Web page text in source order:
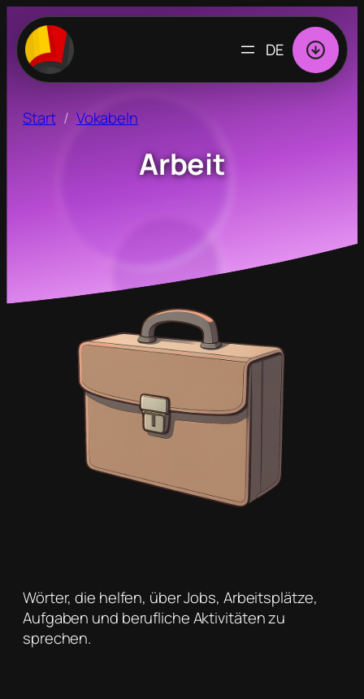
SPRACHE
AUSWÄHLEN
Start Vokabeln
Arbeit
Wörter, die helfen, über Jobs, Arbeitsplätze,
Aufgaben und berufliche Aktivitäten zu
sprechen.